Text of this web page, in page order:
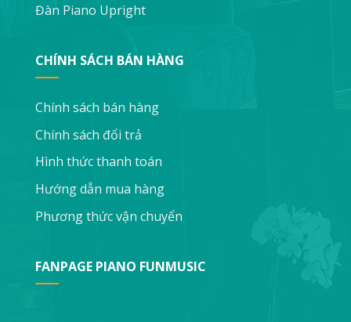
Đàn Piano Upright
CHÍNH SÁCH BÁN HÀNG
Chính sách bán hàng
Chính sách đổi trả
Hình thức thanh toán
Hướng dẫn mua hàng
Phương thức vận chuyển
FANPAGE PIANO FUNMUSIC